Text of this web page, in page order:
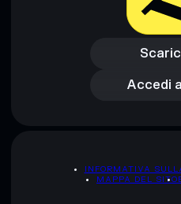
Accedi
Accedi
INFORMATIVA
MAPPA DEL SITO